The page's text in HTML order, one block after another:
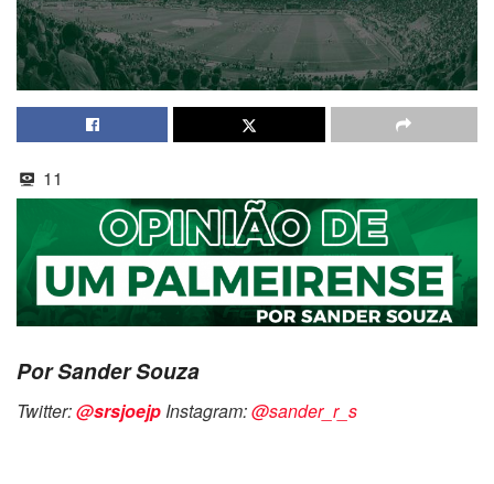
11
Por Sander Souza
Twitter:@srsjoejp Instagram:@sander_r_s